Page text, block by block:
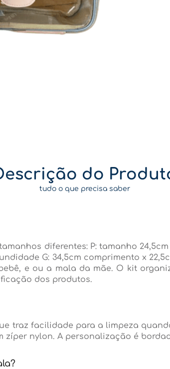
do
tudo o que precisa saber
diferentes: P: tamanho
G: 34,5cm comprimento x
e ou a mala da mãe. O kit
dos produtos.
traz facilidade para a limpeza
nylon. A personalização é